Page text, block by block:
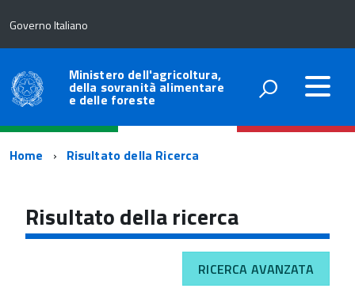
Governo Italiano
Ministero dell'agricoltura,
della sovranità alimentare
e delle foreste
Percorso
navigazione
Home Risultato della Ricerca
Risultato della ricerca
RICERCA AVANZATA